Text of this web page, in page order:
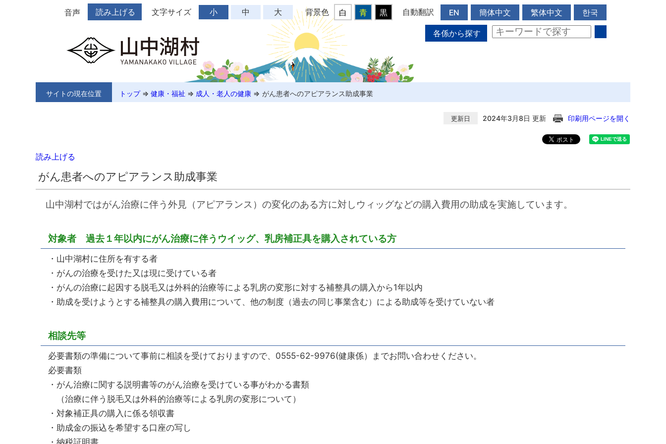
音声 読み上げる 文字サイズ 小 中 大 背景色 白 青 黒 自動翻訳 EN 簡体中文 繁体中文 한국
各係から探す
サイトの現在位置 トップ⇒ 健康・福祉 ⇒ 成人・老人の健康 ⇒ がん患者へのアピアランス助成事業
更新日 2024年3月8日 更新 印刷用ページを開く
読み上げる
がん患者へのアピアランス助成事業
山中湖村ではがん治療に伴う外見（アピアランス）の変化のある方に対しウィッグなどの購入費用の助成を実施しています。
対象者 過去１年以内にがん治療に伴うウイッグ、乳房補正具を購入されている方
・山中湖村に住所を有する者
・がんの治療を受けた又は現に受けている者
・がんの治療に起因する脱毛又は外科的治療等による乳房の変形に対する補整具の購入から1年以内
・助成を受けようとする補整具の購入費用について、他の制度（過去の同じ事業含む）による助成等を受けていない者
相談先等
必要書類の準備について事前に相談を受けておりますので、0555-62-9976(健康係）までお問い合わせください。
必要書類
・がん治療に関する説明書等のがん治療を受けている事がわかる書類
（治療に伴う脱毛又は外科的治療等による乳房の変形について）
・対象補正具の購入に係る領収書
・助成金の振込を希望する口座の写し
・納税証明書